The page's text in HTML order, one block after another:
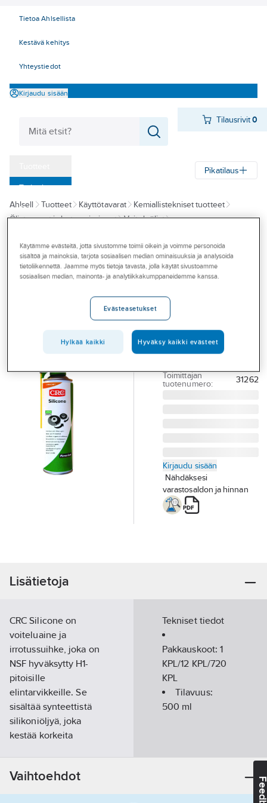
Tietoa Ahlsellista
Kestävä kehitys
Yhteystiedot
Kirjaudu sisään
Tilausrivit 0
‎Tarjoukset
Myymälät
Konseptit
Palvelut
Pikatilaus
Ahlsell Tuotteet Käyttötavarat
Kemiallistekniset tuotteet
Öljyt, rasvat ja lastuamisaineet
Voiteluöljyt
CRC
Silikonispray
CRC Silicone
ELINTARV. 500ML CRC
FOODGRADE NSF
Toimittajan
tuotenumero:
31262
Kirjaudu sisään
Nähdäksesi
varastosaldon ja hinnan
Lisätietoja
CRC Silicone on
voiteluaine ja
irrotussuihke, joka on
NSF hyväksytty H1-
pitoisille
elintarvikkeille. Se
sisältää synteettistä
silikoniöljyä, joka
kestää korkeita
vailla oleva
materiaaliyhteensopivuus
Tekniset tiedot
Pakkauskoot:1
KPL/12 KPL/720
KPL
Tilavuus:
500 ml
Vaihtoehdot
Käytämme evästeitä, jotta sivustomme toimii oikein ja voimme personoida
sisältöä ja mainoksia, tarjota sosiaalisen median ominaisuuksia ja analysoida
tietoliikennettä. Jaamme myös tietoja tavasta, jolla käytät sivustoamme
sosiaalisen median, mainonta- ja analytiikkakumppaneidemme kanssa.
Evästeasetukset
Hylkää kaikki Hyväksy kaikki evästeet